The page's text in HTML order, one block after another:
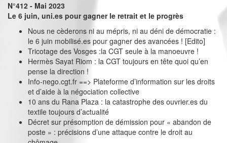
N°412 - Mai 2023
Le 6 juin, uni.es pour gagner le retrait et le progrès
Nous ne cèderons ni au mépris, ni au déni de démocratie :
le 6 juin mobilisé.es pour gagner des avancées ! [Edito]
Tricotage des Vosges :la CGT seule à la manoeuvre !
Hermès Sayat Riom : la CGT toujours en tête quoi qu’en
pense la direction !
Info-nego.cgt.fr ==> Plateforme d’information sur les droits
et d’aide à la négociation collective
10 ans du Rana Plaza : la catastrophe des ouvrier.es du
textile toujours d’actualité
Décret sur présomption de démission pour « abandon de
poste » : précisions d’une attaque contre le droit au